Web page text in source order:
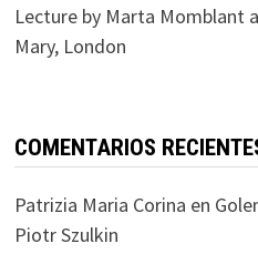
Lecture by Marta Momblant
Mary, London
COMENTARIOS
Patrizia Maria Corina en
Piotr Szulkin